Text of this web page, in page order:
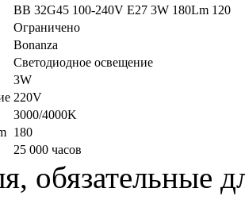
BB 32G45 100-240V E27 3W 180Lm 120
Ограничено
Bonanza
Светодиодное освещение
3W
220V
3000/4000K
180
25 000 часов
обязательные